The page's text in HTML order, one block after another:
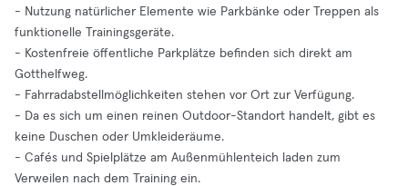
- Nutzung natürlicher Elemente wie Parkbänke oder Treppen als
funktionelle Trainingsgeräte.
- Kostenfreie öffentliche Parkplätze befinden sich direkt am
Gotthelfweg.
- Fahrradabstellmöglichkeiten stehen vor Ort zur Verfügung.
- Da es sich um einen reinen Outdoor-Standort handelt, gibt es
keine Duschen oder Umkleideräume.
- Cafés und Spielplätze am Außenmühlenteich laden zum
Verweilen nach dem Training ein.